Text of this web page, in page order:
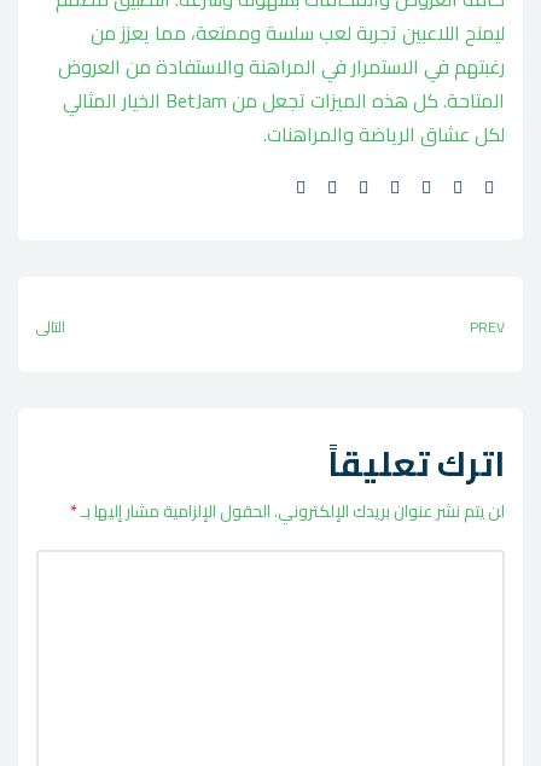
ليمنح اللاعبين تجربة لعب سلسة وممتعة، مما يعزز من
رغبتهم في الاستمرار في المراهنة والاستفادة من العروض
المتاحة. كل هذه الميزات تجعل من BetJam الخيار المثالي
لكل عشاق الرياضة والمراهنات.
Share:
PREV التالي
اترك تعليقاً
لن يتم نشر عنوان بريدك الإلكتروني.الحقول الإلزامية مشار إليها بـ*